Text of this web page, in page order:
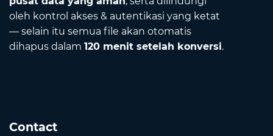
oleh kontrol akses & autentikasi yang ketat
— selain itu semua file akan otomatis
dihapus dalam 120 menit setelah konversi.
Contact